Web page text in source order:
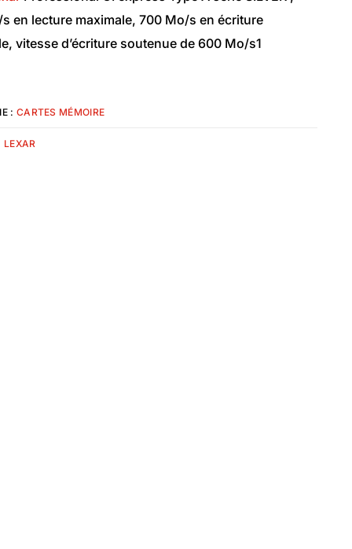
en lecture maximale, 700 Mo/s en écriture
vitesse d’écriture soutenue de 600 Mo/s1
: CARTES MÉMOIRE
LEXAR